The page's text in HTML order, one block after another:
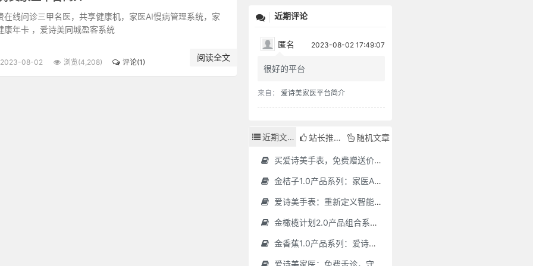
在线问诊三甲名医，共享健康机，家医AI慢病管理系统，家
康年卡 ，爱诗美同城盈客系统
2023-08-02 浏览(4,208) 评论(1) 阅读全文
近期评论
匿名 2023-08-02 17:49:07
很好的平台
来自： 爱诗美家医平台简介
近期文章 站长推荐 随机文章
买爱诗美手表，免费赠送价值30000元的数智化门店系统一套（含硬件）
金桔子1.0产品系列：家医AI慢病管理项目全国招募区域合伙人，低投入，高回报，长收益
爱诗美手表：重新定义智能健康管理的“医疗级守护者”
金橄榄计划2.0产品组合系列：健康分布机（健康一体机）+慢病管理系统，可落地在健康小屋，社区服务中心等等
金香蕉1.0产品系列：爱诗美家医健康分布机，健康一体机，社区服务中心，药店，健康小屋都需要